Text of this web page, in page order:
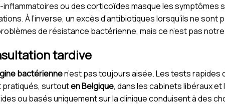
ou des corticoïdes masque les symptômes
À l’inverse, un excès d’antibiotiques lorsqu’ils ne sont
de résistance bactérienne, mais ce n’est pas
tardive
bactériennen’est pas toujours aisée. Les tests rapides
pratiqués, surtouten Belgique, dans les cabinets libéraux et
ou basés uniquement sur la clinique conduisent à des